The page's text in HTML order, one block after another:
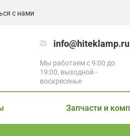
с нами
info@hiteklamp.ru
Мы работаем с 9:00 до
19:00, выходной -
воскресенье
Запчасти и